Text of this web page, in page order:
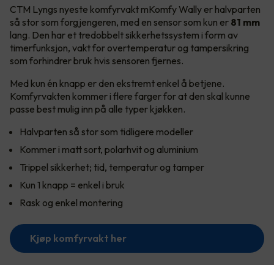
CTM Lyngs nyeste komfyrvakt mKomfy Wally er halvparten
så stor som forgjengeren, med en sensor som kun er 81 mm
lang. Den har et tredobbelt sikkerhetssystem i form av
timerfunksjon, vakt for overtemperatur og tampersikring
som forhindrer bruk hvis sensoren fjernes.
Med kun én knapp er den ekstremt enkel å betjene.
Komfyrvakten kommer i flere farger for at den skal kunne
passe best mulig inn på alle typer kjøkken.
Halvparten så stor som tidligere modeller
Kommer i matt sort, polarhvit og aluminium
Trippel sikkerhet; tid, temperatur og tamper
Kun 1 knapp = enkel i bruk
Rask og enkel montering
Kjøp komfyrvakt her